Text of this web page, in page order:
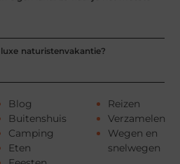
Blog
Buitenshuis
Camping
Eten
Reizen
Verzamelen
Wegen en
snelwegen
naturistenvakantie?